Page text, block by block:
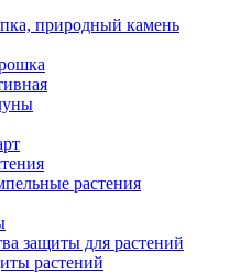
природный камень
растения
защиты для растений
растений